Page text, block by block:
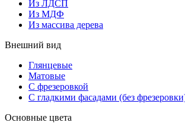
Из ЛДСП
Из МДФ
Из массива дерева
Внешний вид
Глянцевые
Матовые
С фрезеровкой
С гладкими фасадами (без
Основные цвета